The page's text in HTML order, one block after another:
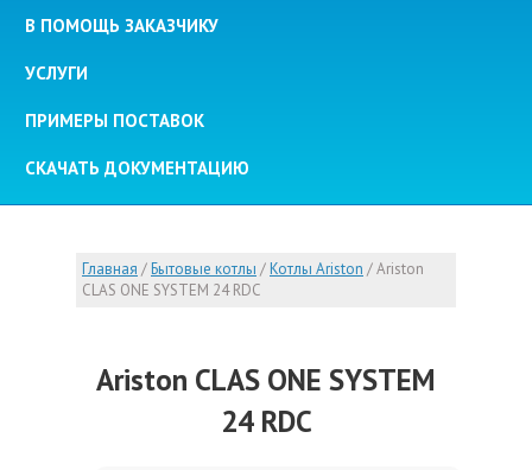
В ПОМОЩЬ ЗАКАЗЧИКУ
УСЛУГИ
ПРИМЕРЫ ПОСТАВОК
СКАЧАТЬ ДОКУМЕНТАЦИЮ
Главная /Бытовые котлы /Котлы Ariston /Ariston
CLAS ONE SYSTEM 24 RDC
Ariston CLAS ONE SYSTEM
24 RDC